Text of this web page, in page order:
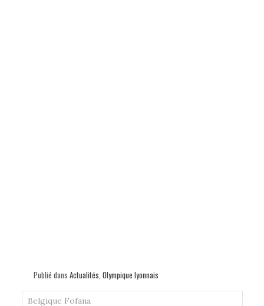
Publié dans Actualités Olympique lyonnais
Belgique Fofana